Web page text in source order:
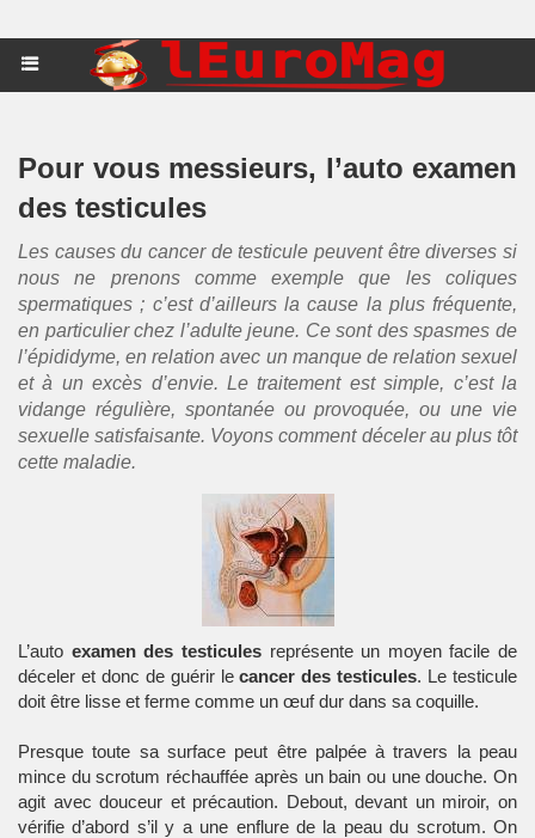
Pour vous messieurs, l’auto examen
des testicules
Les causes du cancer de testicule peuvent être diverses si
nous ne prenons comme exemple que les coliques
spermatiques ; c’est d’ailleurs la cause la plus fréquente,
en particulier chez l’adulte jeune. Ce sont des spasmes de
l’épididyme, en relation avec un manque de relation sexuel
et à un excès d’envie. Le traitement est simple, c’est la
vidange régulière, spontanée ou provoquée, ou une vie
sexuelle satisfaisante. Voyons comment déceler au plus tôt
cette maladie.
L’auto examen des testiculesreprésente un moyen facile de
déceler et donc de guérir lecancer des testicules. Le testicule
doit être lisse et ferme comme un œuf dur dans sa coquille.
Presque toute sa surface peut être palpée à travers la peau
mince du scrotum réchauffée après un bain ou une douche. On
agit avec douceur et précaution. Debout, devant un miroir, on
vérifie d’abord s’il y a une enflure de la peau du scrotum. On